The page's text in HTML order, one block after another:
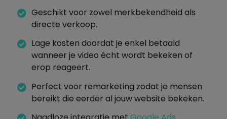
Geschikt voor zowel merkbekendheid als
directe verkoop.
Lage kosten doordat je enkel betaald
wanneer je video écht wordt bekeken of
erop reageert.
Perfect voor remarketing zodat je mensen
bereikt die eerder al jouw website bekeken.